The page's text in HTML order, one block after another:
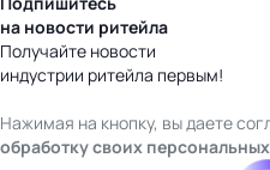
на новости ритейла
Получайте новости
индустрии ритейла первым!
Нажимая на кнопку, вы даете
обработку своих